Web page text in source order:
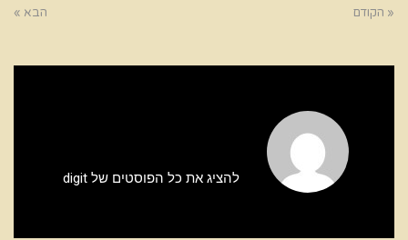
« הקודם הבא »
להציג את כל הפוסטים של digit